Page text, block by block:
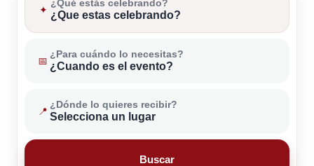
✦
¿Qué estás celebrando?
¿Que estas celebrando?
📅
¿Para cuándo lo necesitas?
¿Cuando es el evento?
📍
¿Dónde lo quieres recibir?
Selecciona un lugar
Buscar